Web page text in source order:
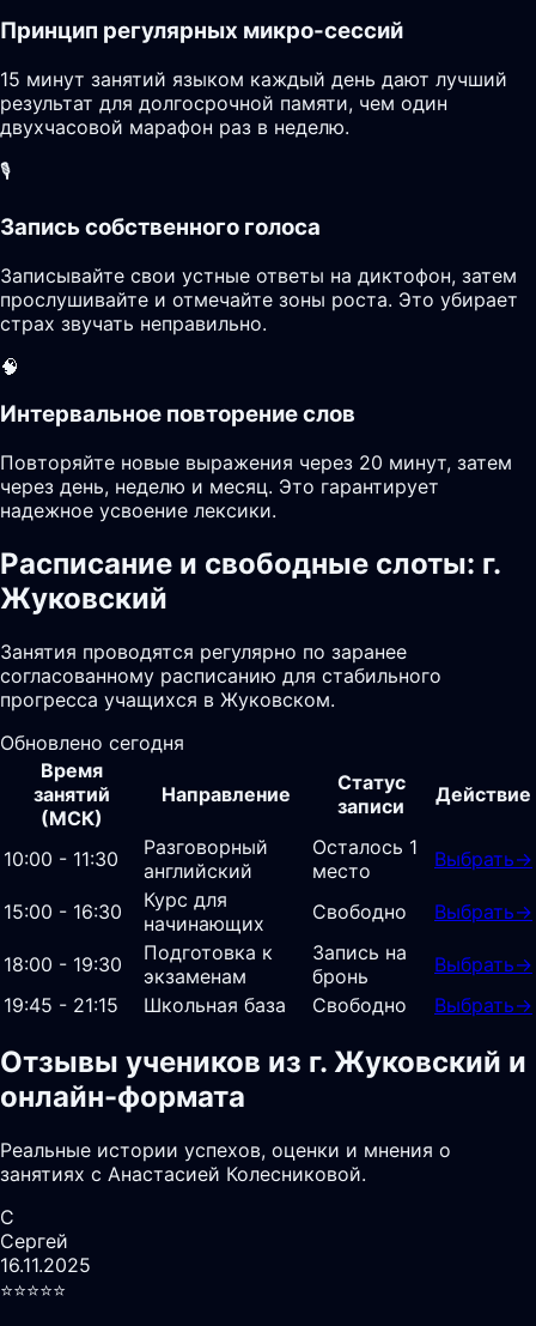
Принцип регулярных микро-сессий
15 минут занятий языком каждый день дают лучший
результат для долгосрочной памяти, чем один
двухчасовой марафон раз в неделю.
🎙️
Запись собственного голоса
Записывайте свои устные ответы на диктофон, затем
прослушивайте и отмечайте зоны роста. Это убирает
страх звучать неправильно.
🧠
Интервальное повторение слов
Повторяйте новые выражения через 20 минут, затем
через день, неделю и месяц. Это гарантирует
надежное усвоение лексики.
Расписание и свободные слоты: г.
Жуковский
Занятия проводятся регулярно по заранее
согласованному расписанию для стабильного
прогресса учащихся в Жуковском.
Обновлено сегодня
Время
занятий
(МСК)
Направление
Статус
записи
Действие
10:00 - 11:30
Разговорный
английский
Осталось 1
место
Выбрать→
15:00 - 16:30
Курс для
начинающих
Свободно Выбрать→
18:00 - 19:30
Подготовка к
экзаменам
Запись на
бронь
Выбрать→
19:45 - 21:15
Школьная база Свободно Выбрать→
Отзывы учеников из г. Жуковский и
онлайн-формата
Реальные истории успехов, оценки и мнения о
занятиях с Анастасией Колесниковой.
С
Сергей
16.11.2025
⭐️⭐️⭐️⭐️⭐️